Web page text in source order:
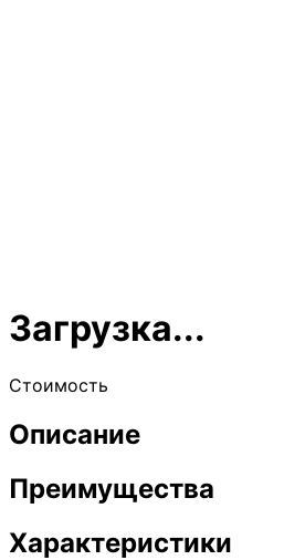
Загрузка...
Стоимость
Описание
Преимущества
Характеристики